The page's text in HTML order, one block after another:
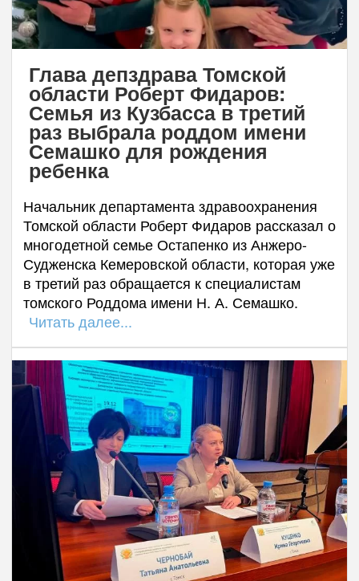
Глава депздрава Томской
области Роберт Фидаров:
Семья из Кузбасса в третий
раз выбрала роддом имени
Семашко для рождения
ребенка
Начальник департамента здравоохранения
Томской области Роберт Фидаров рассказал о
многодетной семье Остапенко из Анжеро-
Судженска Кемеровской области, которая уже
в третий раз обращается к специалистам
томского Роддома имени Н. А. Семашко.
Читать далее...